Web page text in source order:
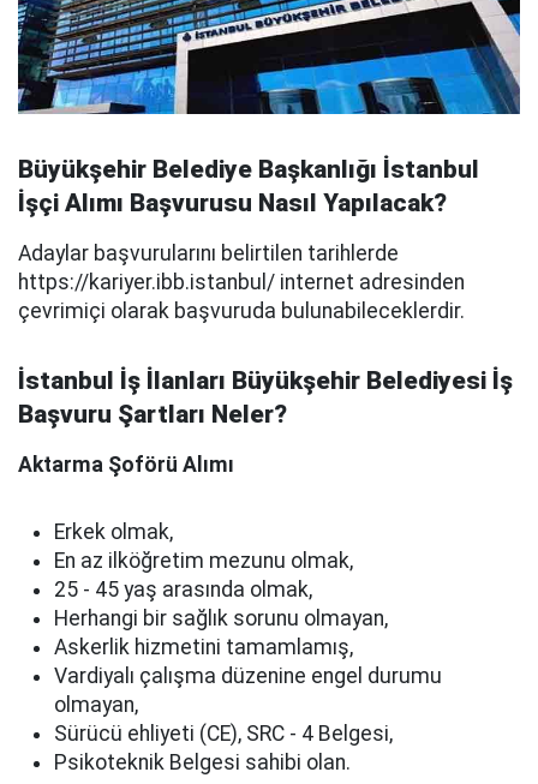
Büyükşehir Belediye Başkanlığı İstanbul
İşçi Alımı Başvurusu Nasıl Yapılacak?
Adaylar başvurularını belirtilen tarihlerde
https://kariyer.ibb.istanbul/ internet adresinden
çevrimiçi olarak başvuruda bulunabileceklerdir.
İstanbul İş İlanları Büyükşehir Belediyesi İş
Başvuru Şartları Neler?
Aktarma Şoförü Alımı
Erkek olmak,
En az ilköğretim mezunu olmak,
25 - 45 yaş arasında olmak,
Herhangi bir sağlık sorunu olmayan,
Askerlik hizmetini tamamlamış,
Vardiyalı çalışma düzenine engel durumu
olmayan,
Sürücü ehliyeti (CE), SRC - 4 Belgesi,
Psikoteknik Belgesi sahibi olan.